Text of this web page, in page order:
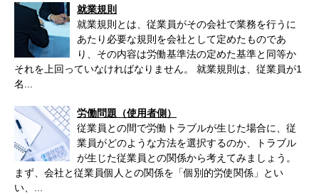
就業規則
就業規則とは、従業員がその会社で業務を行うに
あたり必要な規則を会社として定めたものであ
り、その内容は労働基準法の定めた基準と同等か
それを上回っていなければなりません。 就業規則は、従業員が1
名...
労働問題（使用者側）
従業員との間で労働トラブルが生じた場合に、従
業員がどのような方法を選択するのか、トラブル
が生じた従業員との関係から考えてみましょう。
まず、会社と従業員個人との関係を「個別的労使関係」とい
い、...